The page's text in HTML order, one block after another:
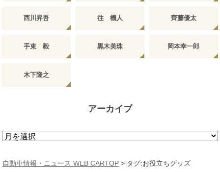
西川昇吾 往 機人 齊藤優太
手束 毅 黒木美珠 岡本幸一郎
木下隆之
アーカイブ
ア
カ
自動車情報・ニュース WEB CARTOP > タグ:お役立ちグッズ